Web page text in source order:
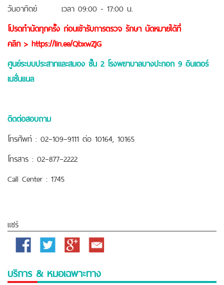
วันอาทิตย์ เวลา 09:00 - 17:00 น.
โปรดทำนัดทุกครั้ง ก่อนเข้ารับการตรวจ รักษา นัดหมายได้ที่
คลิก > https://lin.ee/QbxwZjG
ศูนย์ระบบประสาทและสมอง ชั้น 2 โรงพยาบาลบางปะกอก 9 อินเตอร์
เนชั่นแนล
ติดต่อสอบถาม
โทรศัพท์ : 02–109–9111 ต่อ 10164, 10165
โทรสาร : 02–877–2222
Call Center : 1745
ankara escort
kızılay escort
çankaya escort
çankaya escort
escort ankara
çankaya istanbul rus escort
แชร์
Facebook Twitter
Google
Email
บริการ & หมอเฉพาะทาง